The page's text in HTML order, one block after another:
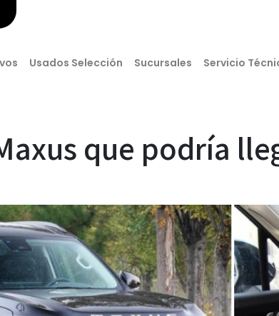
Usados Selección Sucursales Servicio
que podría